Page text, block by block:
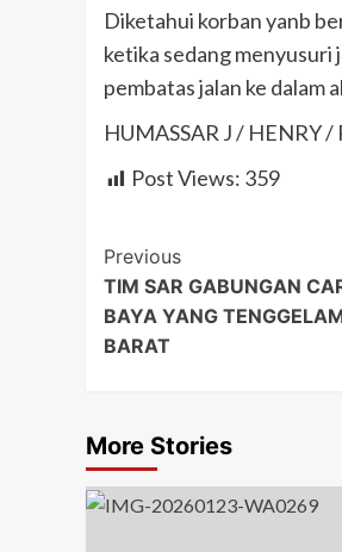
Diketahui korban yanb
ketika sedang
pembatas jalan ke dalam
HUMASSAR J / HENRY /
Post Views: 359
Post
Navigation
Previous
TIM SAR GABUNGAN
BAYA YANG
BARAT
More Stories